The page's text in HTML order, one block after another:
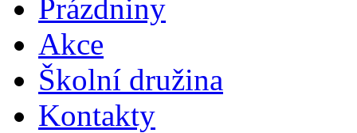
Prázdniny
Akce
Školní družina
Kontakty